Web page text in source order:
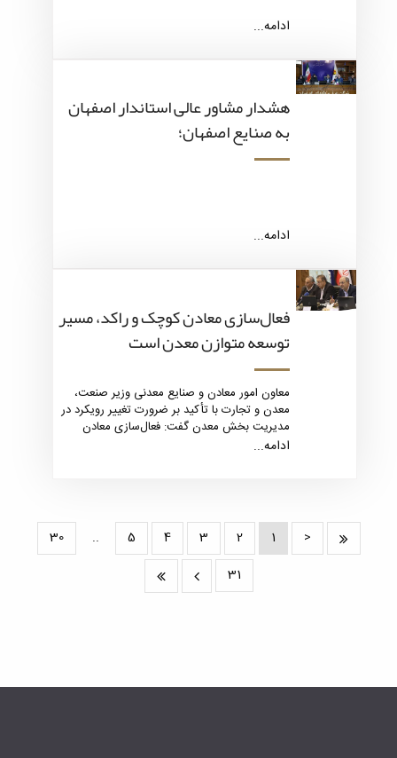
ادامه...
هشدار مشاور عالی استاندار اصفهان
به صنایع اصفهان؛
ادامه...
فعال‌سازی معادن کوچک و راکد، مسیر
توسعه متوازن معدن است
معاون امور معادن و صنایع معدنی وزیر صنعت،
معدن و تجارت با تأکید بر ضرورت تغییر رویکرد در
مدیریت بخش معدن گفت: فعال‌سازی معادن
کوچک و راکد می‌تواند نقش تعیین‌کننده‌ای در
ادامه...
<
1
2
3
4
5
..
30
31